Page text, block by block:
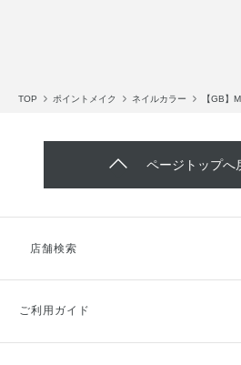
TOP ポイントメイク ネイルカラー 【GB】
ページトップへ
店舗検索
ご利用ガイド